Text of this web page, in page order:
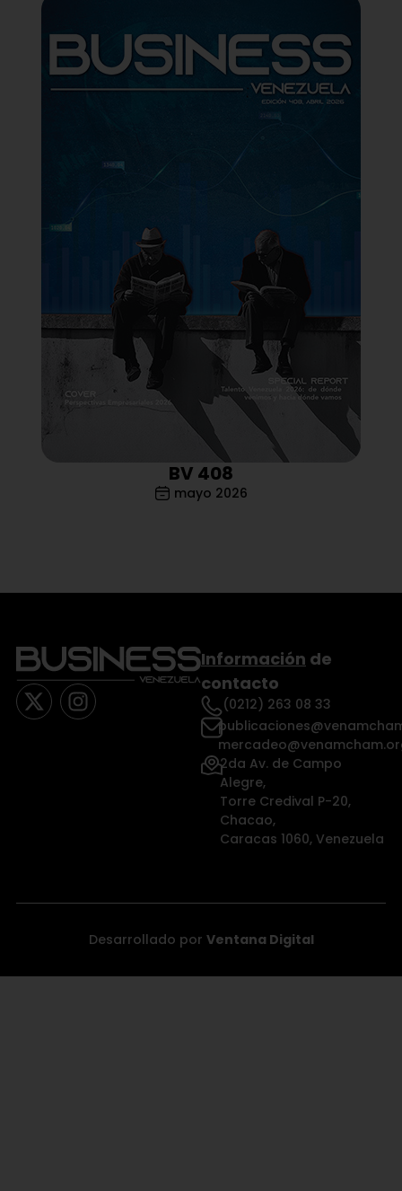
BV 408
mayo 2026
Información de
contacto
(0212) 263 08 33
2da Av. de Campo
Alegre,
Torre Credival P-20,
Chacao,
Caracas 1060, Venezuela
Desarrollado por Ventana Digital